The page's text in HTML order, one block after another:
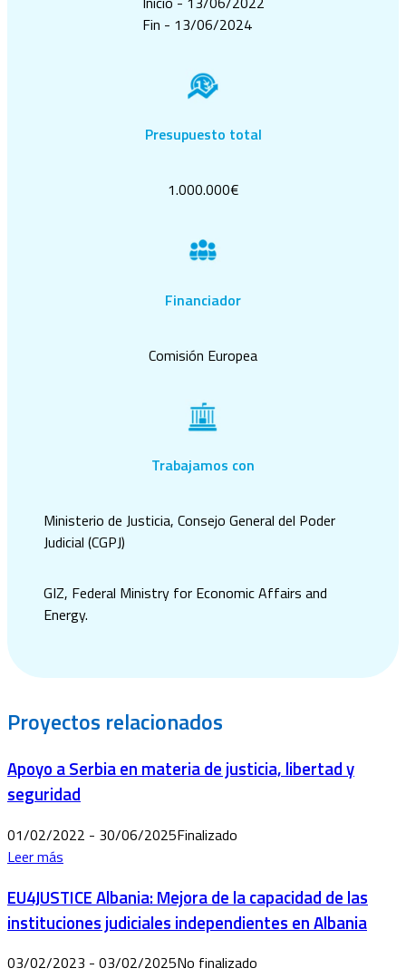
Fin - 13/06/2024
Presupuesto total
1.000.000€
Financiador
Comisión Europea
Trabajamos con
Ministerio de Justicia, Consejo General del Poder
Judicial (CGPJ)
GIZ, Federal Ministry for Economic Affairs and
Energy.
Proyectos relacionados
Apoyo a Serbia en materia de justicia, libertad y
seguridad
01/02/2022 - 30/06/2025Finalizado
Leer más
EU4JUSTICE Albania: Mejora de la capacidad de las
instituciones judiciales independientes en Albania
03/02/2023 - 03/02/2025No finalizado